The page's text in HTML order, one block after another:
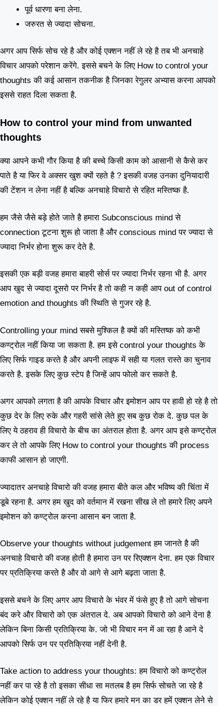
पूर्व धारणा बना लेना.
जरुरत से ज्यादा सोचना.
अगर आप सिर्फ सोच रहे है और कोई एक्शन नहीं ले रहे है तब भी अनचाहे
विचार आपको परेशान करेंगे. इससे बचने के लिए How to control your
thoughts की कई आसान तकनीक है जिनका रेगुलर अभ्यास करना आपको
इससे राहत दिला सकता है.
How to control your mind from unwanted
thoughts
क्या आपने कभी गौर किया है की बच्चे किसी काम को आसानी से कैसे कर
पाते है या फिर वे अक्सर खुश क्यों रहते है ? इसकी वजह उनका दुनियादारी
की टेंशन न लेना नहीं है बल्कि अनचाहे विचारो से रहित मस्तिष्क है.
हम जैसे जैसे बड़े होते जाते है हमारा Subconscious mind से
connection टूटना शुरू हो जाता है और conscious mind पर ज्यादा से
ज्यादा निर्भर होना शुरू कर देते है.
इसकी एक बड़ी वजह हमारा बाहरी सोर्स पर ज्यादा निर्भर रहना भी है. अगर
आप खुद से ज्यादा दूसरो पर निर्भर है तो कही न कही आप out of control
emotion and thoughts की स्थिति से गुजर रहे है.
Controlling your mind सबसे मुश्किल है क्यों की मस्तिष्क को कभी
कण्ट्रोल नहीं किया जा सकता है. हम इसे control your thoughts के
लिए सिर्फ गाइड करते है और अपनी लाइफ में सही या गलत रास्ते का चुनाव
करते है. इसके लिए कुछ स्टेप है जिन्हें आप फोलो कर सकते है.
अगर आपको लगता है की आपके विचार और इमोशन आप पर हावी हो रहे है तो
कुछ देर के लिए रुके और गहरी सांसे लेते हुए सब कुछ रोक दे. कुछ पल के
लिए ये ठहराव ही विचारो के बीच का अंतराल होता है. अगर आप इसे कण्ट्रोल
कर ले तो आपके लिए How to control your thoughts की process
काफी आसान हो जाएगी.
ज्यादातर अनचाहे विचारो की वजह हमारा बीते कल और भविष्य की चिंता में
डूबे रहना है. अगर हम खुद को वर्तमान में रखना सीख ले तो हमारे लिए अपने
इमोशन को कण्ट्रोल करना आसान बन जाता है.
Observe your thoughts without judgement हम जानते है की
अनचाहे विचारो की वजह होती है हमारा उन पर रिएक्शन देना. हम एक विचार
पर प्रतिक्रिया करते है और वो आगे से आगे बढ़ता जाता है.
इससे बचने के लिए अगर आप विचारो के भंवर में फंसे हुए है तो आगे सोचना
बंद करे और विचारो को एक अंतराल दे. अब आपको विचारो को आने देना है
लेकिन बिना किसी प्रतिक्रिया के. जो भी विचार मन में आ रहा है आने दे
आपको सिर्फ उन पर प्रतिक्रिया नहीं देनी है.
Take action to address your thoughts: हम विचारो को कण्ट्रोल
नहीं कर पा रहे है तो इसका सीधा सा मतलब है हम सिर्फ सोचते जा रहे है
लेकिन कोई एक्शन नहीं ले रहे है या फिर हमारे मन का डर हमें एक्शन लेने से